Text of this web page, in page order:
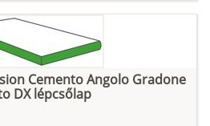
Cemento Angolo Gradone
DX lépcsőlap